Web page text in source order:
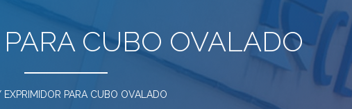
CUBO OVALADO
EXPRIMIDOR PARA CUBO OVALADO